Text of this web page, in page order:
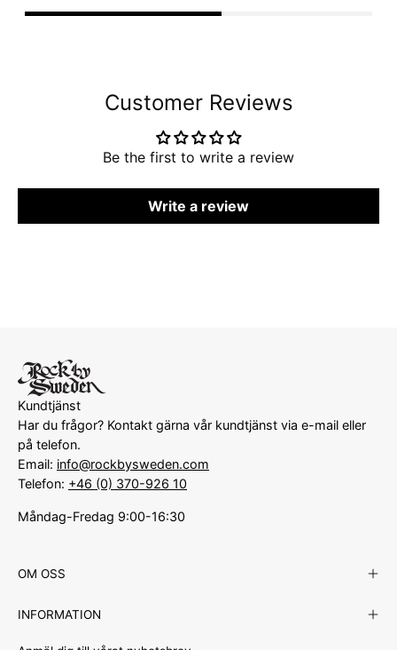
Customer Reviews
Be the first to write a review
Write a review
Kundtjänst
Har du frågor? Kontakt gärna vår kundtjänst via e-mail eller
på telefon.
Email: info@rockbysweden.com
Telefon: +46 (0) 370-926 10
Måndag-Fredag 9:00-16:30
OM OSS
INFORMATION